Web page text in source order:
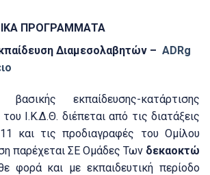
ΠΡΟΓΡΑΜΜΑΤΑ
Διαμεσολαβητών – ADRg
εκπαίδευσης-κατάρτισης
Ι.Κ.Δ.Θ. διέπεται από τις διατάξεις
και τις προδιαγραφές του Ομίλου
παρέχεται ΣΕ Ομάδες Των δεκαοκτώ
φορά και με εκπαιδευτική περίοδο